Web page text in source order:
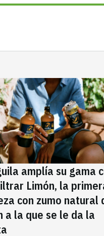
amplía su gama
Limón, la
con zumo natural
a la que se le da la